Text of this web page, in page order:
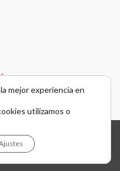
de zanjas. |
LEGAL Y NAVEGACIÓN POR WEB
mejor experiencia en
utilizamos o